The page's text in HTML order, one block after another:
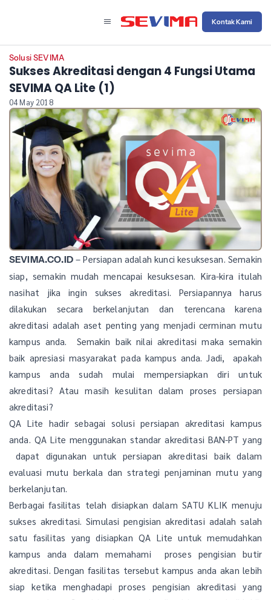
Kontak Kami
Solusi SEVIMA
Sukses Akreditasi dengan 4 Fungsi Utama
SEVIMA QA Lite (1)
04 May 2018
SEVIMA.CO.ID– Persiapan adalah kunci kesuksesan. Semakin
siap, semakin mudah mencapai kesuksesan. Kira-kira itulah
nasihat jika ingin sukses akreditasi. Persiapannya harus
dilakukan secara berkelanjutan dan terencana karena
akreditasi adalah aset penting yang menjadi cerminan mutu
kampus anda. Semakin baik nilai akreditasi maka semakin
baik apresiasi masyarakat pada kampus anda. Jadi, apakah
kampus anda sudah mulai mempersiapkan diri untuk
akreditasi? Atau masih kesulitan dalam proses persiapan
akreditasi?
QA Lite hadir sebagai solusi persiapan akreditasi kampus
anda. QA Lite menggunakan standar akreditasi BAN-PT yang
dapat digunakan untuk persiapan akreditasi baik dalam
evaluasi mutu berkala dan strategi penjaminan mutu yang
berkelanjutan.
Berbagai fasilitas telah disiapkan dalam SATU KLIK menuju
sukses akreditasi. Simulasi pengisian akreditasi adalah salah
satu fasilitas yang disiapkan QA Lite untuk memudahkan
kampus anda dalam memahami proses pengisian butir
akreditasi. Dengan fasilitas tersebut kampus anda akan lebih
siap ketika menghadapi proses pengisian akreditasi yang